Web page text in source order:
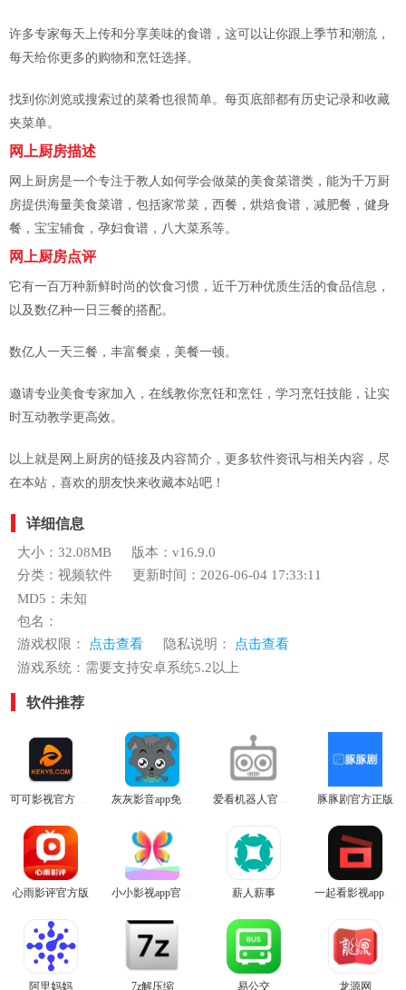
许多专家每天上传和分享美味的食谱，这可以让你跟上季节和潮流，
每天给你更多的购物和烹饪选择。
找到你浏览或搜索过的菜肴也很简单。每页底部都有历史记录和收藏
夹菜单。
网上厨房描述
网上厨房是一个专注于教人如何学会做菜的美食菜谱类，能为千万厨
房提供海量美食菜谱，包括家常菜，西餐，烘焙食谱，减肥餐，健身
餐，宝宝辅食，孕妇食谱，八大菜系等。
网上厨房点评
它有一百万种新鲜时尚的饮食习惯，近千万种优质生活的食品信息，
以及数亿种一日三餐的搭配。
数亿人一天三餐，丰富餐桌，美餐一顿。
邀请专业美食专家加入，在线教你烹饪和烹饪，学习烹饪技能，让实
时互动教学更高效。
以上就是网上厨房的链接及内容简介，更多软件资讯与相关内容，尽
在本站，喜欢的朋友快来收藏本站吧！
详细信息
大小：32.08MB
版本：v16.9.0
分类：视频软件
更新时间：2026-06-04 17:33:11
MD5：未知
包名：
游戏权限：
点击查看 隐私说明：
点击查看
游戏系统：需要支持安卓系统5.2以上
软件推荐
豚豚剧官方正版
心雨影评官方版 薪人薪事
阿里妈妈 7z解压缩 易公交 龙源网